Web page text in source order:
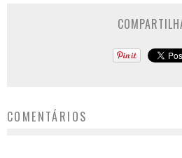
COMENTÁRIOS